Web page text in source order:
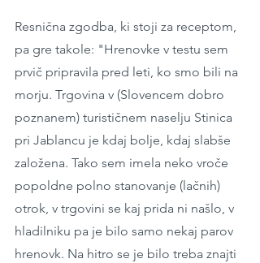
Resnična zgodba, ki stoji za receptom,
pa gre takole: "Hrenovke v testu sem
prvič pripravila pred leti, ko smo bili na
morju. Trgovina v (Slovencem dobro
poznanem) turističnem naselju Stinica
pri Jablancu je kdaj bolje, kdaj slabše
založena. Tako sem imela neko vroče
popoldne polno stanovanje (lačnih)
otrok, v trgovini se kaj prida ni našlo, v
hladilniku pa je bilo samo nekaj parov
hrenovk. Na hitro se je bilo treba znajti